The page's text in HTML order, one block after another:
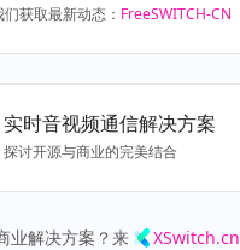
们获取最新动态： FreeSWITCH-CN
实时音视频通信解决方案
探讨开源与商业的完美结合
业解决方案？来 XSwitch.cn